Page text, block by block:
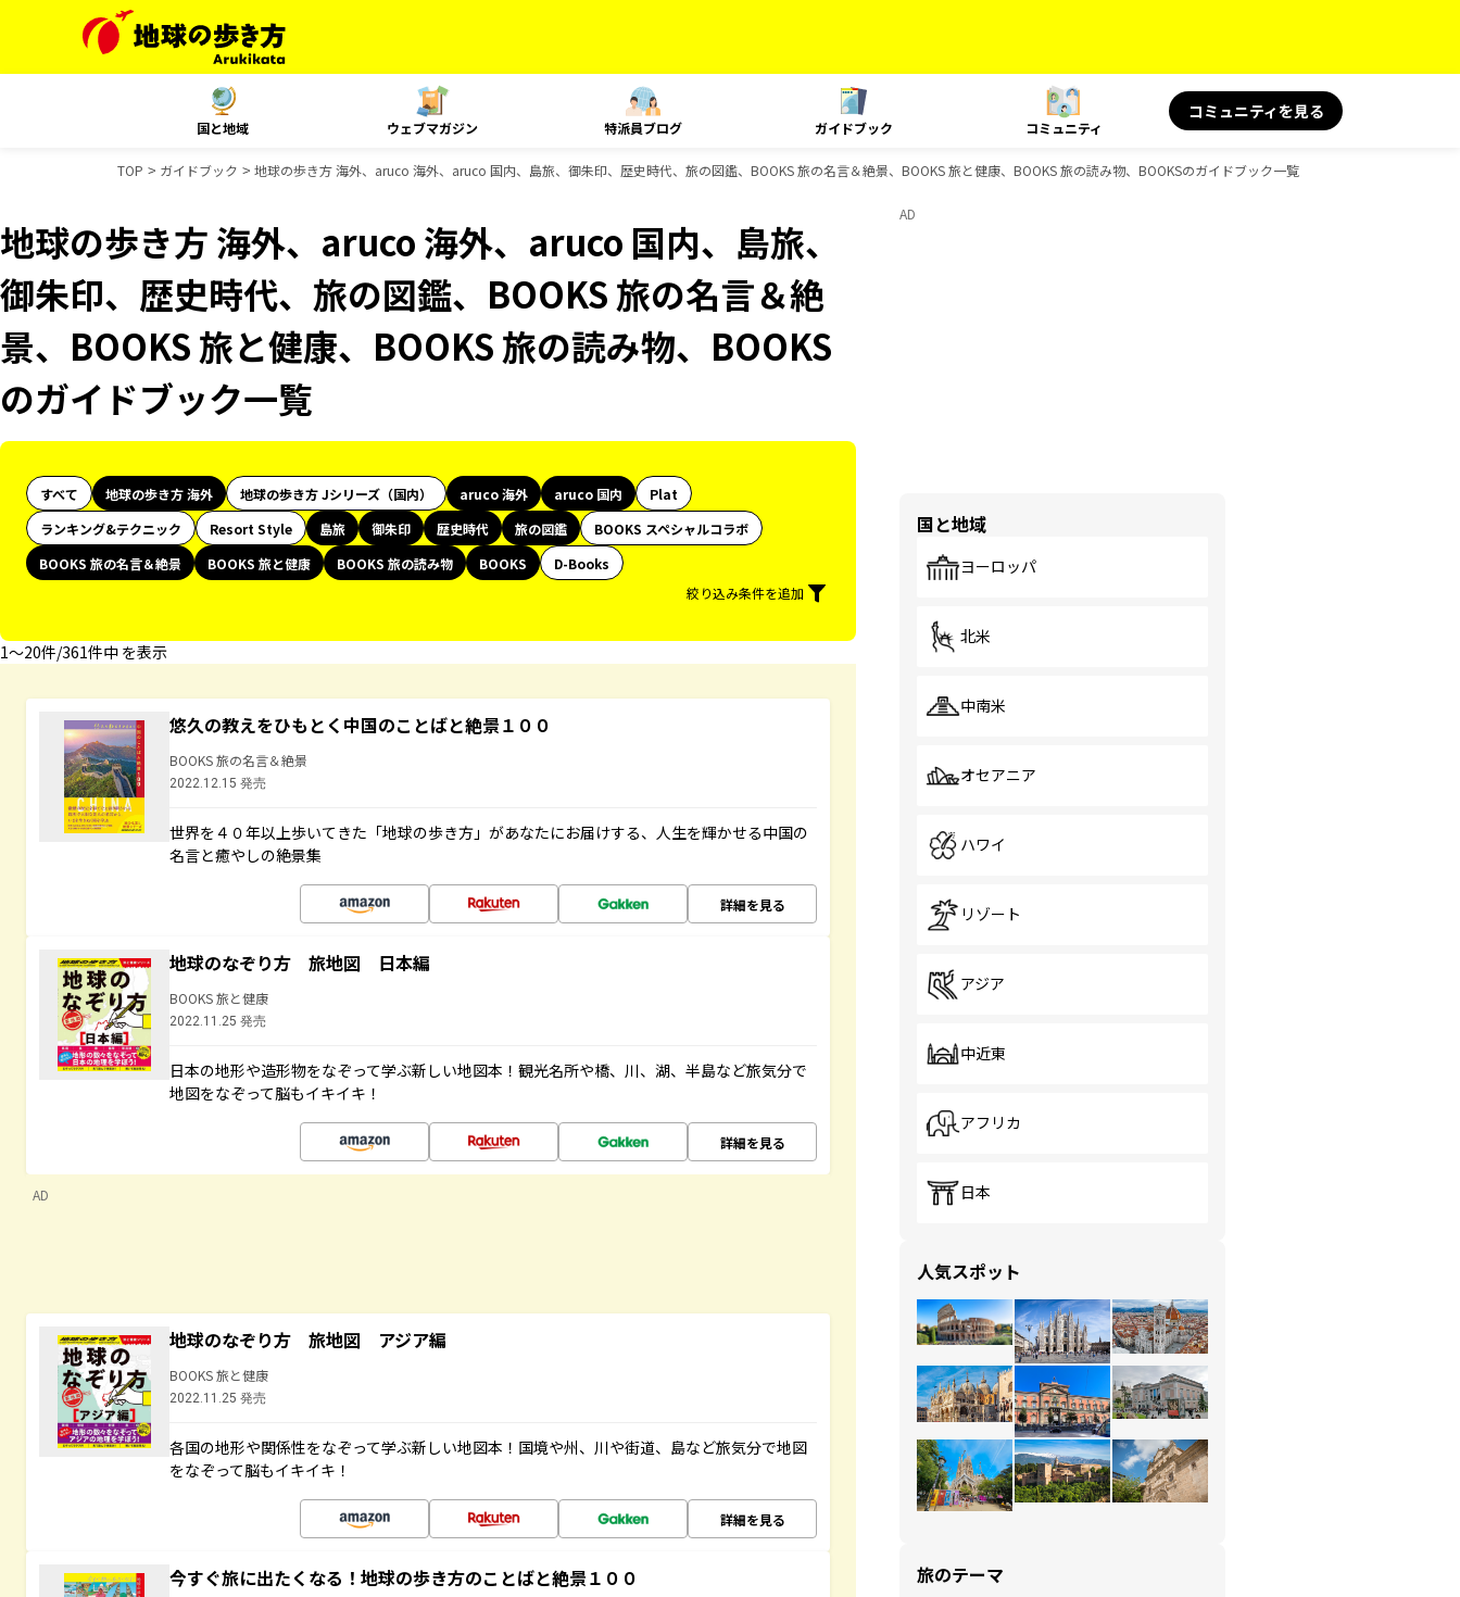
国と地域 ウェブマガジン 特派員ブログ ガイドブック コミュニティ
コミュニティを見る
TOP ガイドブック 地球の歩き方 海外、aruco 海外、aruco 国内、島旅、御朱印、歴史時代、旅の図鑑、BOOKS 旅の名言＆絶景、BOOKS 旅と健康、BOOKS 旅の読み物、BOOKSのガイドブック一覧
地球の歩き方 海外、aruco 海外、aruco 国内、島旅、
御朱印、歴史時代、旅の図鑑、BOOKS 旅の名言＆絶
景、BOOKS 旅と健康、BOOKS 旅の読み物、BOOKS
のガイドブック一覧
すべて 地球の歩き方 海外 地球の歩き方 Jシリーズ（国内） aruco 海外 aruco 国内
Plat
ランキング&テクニック
Resort Style 島旅 御朱印 歴史時代 旅の図鑑
BOOKS スペシャルコラボ
BOOKS 旅の名言＆絶景
BOOKS 旅と健康 BOOKS 旅の読み物 BOOKS
D-Books
絞り込み条件を追加
1〜20件/361件中 を表示
悠久の教えをひもとく中国のことばと絶景１００
BOOKS 旅の名言＆絶景
2022.12.15 発売
世界を４０年以上歩いてきた「地球の歩き方」があなたにお届けする、人生を輝かせる中国の
名言と癒やしの絶景集
詳細を見る
地球のなぞり方 旅地図 日本編
BOOKS 旅と健康
2022.11.25 発売
日本の地形や造形物をなぞって学ぶ新しい地図本！観光名所や橋、川、湖、半島など旅気分で
地図をなぞって脳もイキイキ！
詳細を見る
AD
地球のなぞり方 旅地図 アジア編
BOOKS 旅と健康
2022.11.25 発売
各国の地形や関係性をなぞって学ぶ新しい地図本！国境や州、川や街道、島など旅気分で地図
をなぞって脳もイキイキ！
詳細を見る
今すぐ旅に出たくなる！地球の歩き方のことばと絶景１００
AD
国と地域
ヨーロッパ
北米
中南米
オセアニア
ハワイ
リゾート
アジア
中近東
アフリカ
日本
人気スポット
旅のテーマ